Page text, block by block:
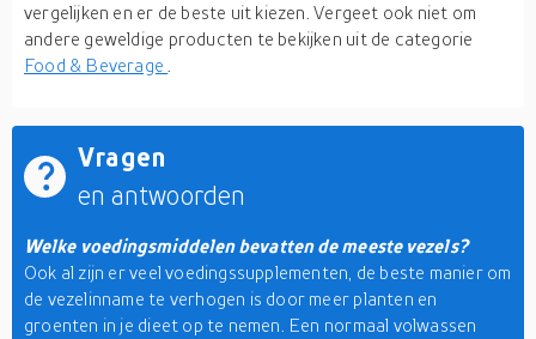
vergelijken en er de beste uit kiezen. Vergeet ook niet om
andere geweldige producten te bekijken uit de categorie
Food & Beverage
Vragen
en antwoorden
Welke voedingsmiddelen bevatten de meeste vezels?
Ook al zijn er veel voedingssupplementen, de beste manier om
de vezelinname te verhogen is door meer planten en
groenten in je dieet op te nemen. Een normaal volwassen